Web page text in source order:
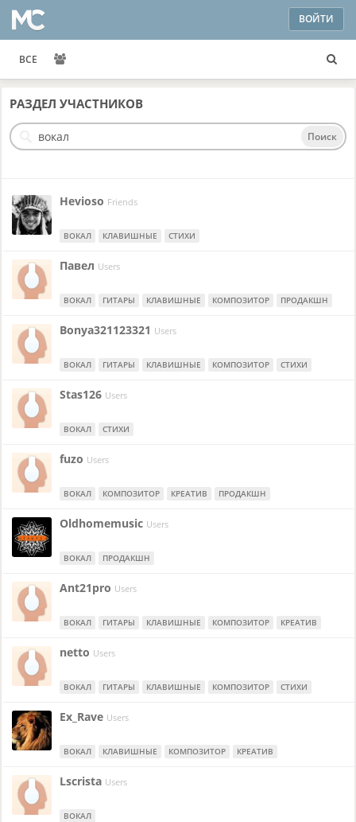
ВОЙТИ
ВСЕ
РАЗДЕЛ УЧАСТНИКОВ
Поиск
Hevioso Friends
ВОКАЛ КЛАВИШНЫЕ СТИХИ
Павел Users
ВОКАЛ ГИТАРЫ КЛАВИШНЫЕ КОМПОЗИТОР ПРОДАКШН
Bonya321123321 Users
ВОКАЛ ГИТАРЫ КЛАВИШНЫЕ КОМПОЗИТОР СТИХИ
Stas126 Users
ВОКАЛ СТИХИ
fuzo Users
ВОКАЛ КОМПОЗИТОР КРЕАТИВ ПРОДАКШН
Oldhomemusic Users
ВОКАЛ ПРОДАКШН
Ant21pro Users
ВОКАЛ ГИТАРЫ КЛАВИШНЫЕ КОМПОЗИТОР КРЕАТИВ
netto Users
ВОКАЛ ГИТАРЫ КЛАВИШНЫЕ КОМПОЗИТОР СТИХИ
Ex_Rave Users
ВОКАЛ КЛАВИШНЫЕ КОМПОЗИТОР КРЕАТИВ
Lscrista Users
ВОКАЛ